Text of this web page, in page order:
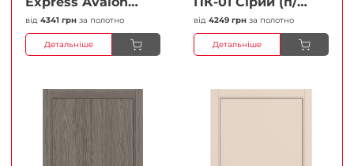
Білий мат
Кристал
Антискретч
від 4341 грн за полотно
Детальніше
Глухі Плівка
від 4249 грн за полотно
Детальніше